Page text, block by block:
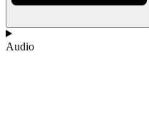
Audio